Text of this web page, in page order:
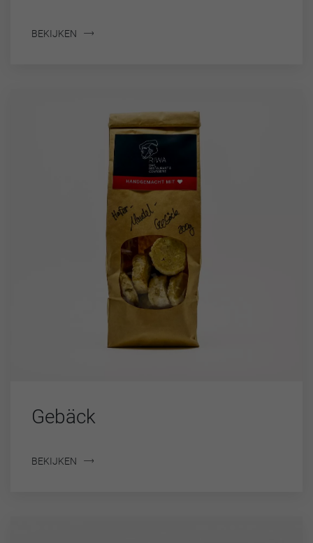
BEKIJKEN
Gebäck
BEKIJKEN